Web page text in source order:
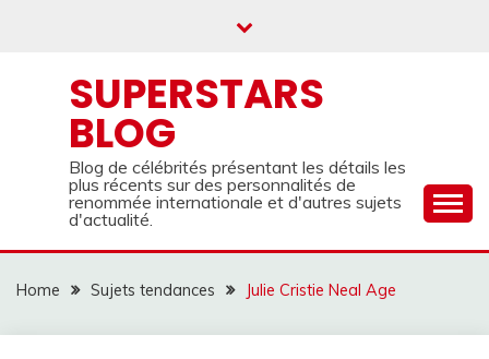
SUPERSTARS
BLOG
Blog de célébrités présentant les détails les
plus récents sur des personnalités de
renommée internationale et d'autres sujets
d'actualité.
Home Sujets tendances Julie Cristie Neal Age